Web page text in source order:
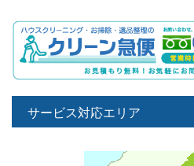
サービス対応エリア